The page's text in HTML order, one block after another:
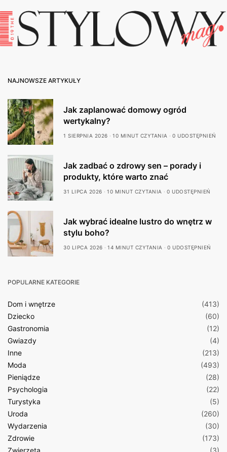
NAJNOWSZE ARTYKUŁY
Jak zaplanować domowy ogród
wertykalny?
1 SIERPNIA 2026 10 MINUT CZYTANIA 0 UDOSTĘPNIEŃ
Jak zadbać o zdrowy sen – porady i
produkty, które warto znać
31 LIPCA 2026 10 MINUT CZYTANIA 0 UDOSTĘPNIEŃ
Jak wybrać idealne lustro do wnętrz w
stylu boho?
30 LIPCA 2026 14 MINUT CZYTANIA 0 UDOSTĘPNIEŃ
POPULARNE KATEGORIE
Dom i wnętrze
(413)
Dziecko
(60)
Gastronomia
(12)
Gwiazdy
(4)
Inne
(213)
Moda
(493)
Pieniądze
(28)
Psychologia
(22)
Turystyka
(5)
Uroda
(260)
Wydarzenia
(30)
Zdrowie
(173)
Zwierzęta
(3)